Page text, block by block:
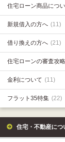
住宅ローン商品につ
新規借入の方へ (11)
借り換えの方へ (21)
住宅ローンの審査攻略
金利について (11)
フラット35特集 (22)
住宅・不動産につ